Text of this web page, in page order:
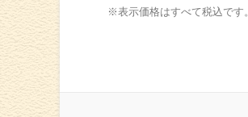
※表示価格はすべて税込です。